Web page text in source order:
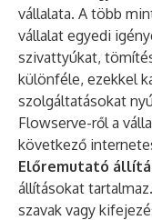
vállalata. A több
vállalat egyedi
szivattyúkat,
különféle, ezekkel
szolgáltatásokat
Flowserve-ről a
következő
Előremutató
állításokat
szavak vagy